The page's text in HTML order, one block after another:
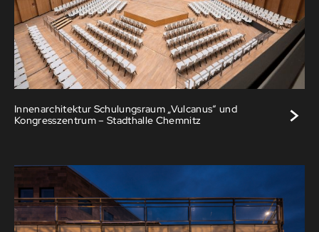
Innenarchitektur Schulungsraum „Vulcanus“ und
Kongresszentrum – Stadthalle Chemnitz
>